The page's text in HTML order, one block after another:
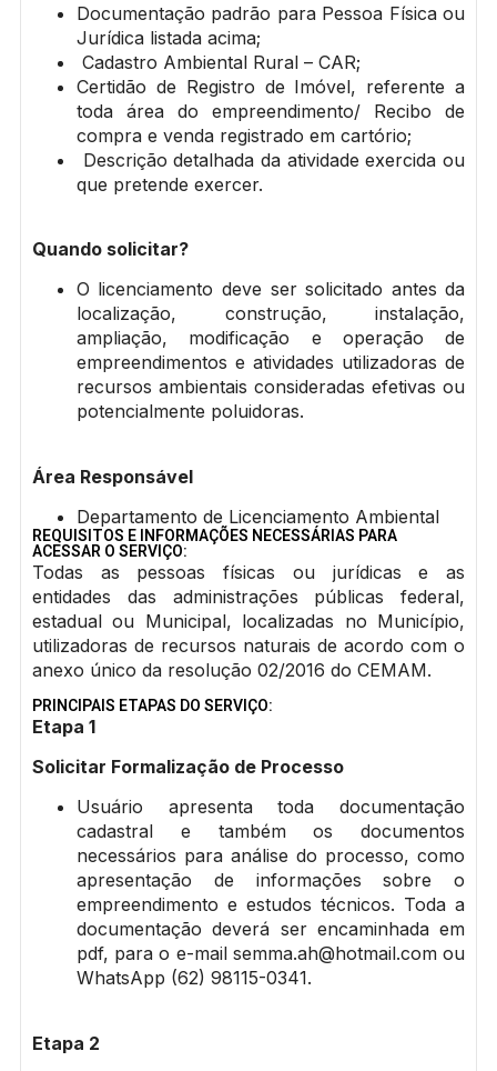
Documentação padrão para Pessoa Física ou
Jurídica listada acima;
Cadastro Ambiental Rural – CAR;
Certidão de Registro de Imóvel, referente a
toda área do empreendimento/ Recibo de
compra e venda registrado em cartório;
Descrição detalhada da atividade exercida ou
que pretende exercer.
Quando solicitar?
O licenciamento deve ser solicitado antes da
localização, construção, instalação,
ampliação, modificação e operação de
empreendimentos e atividades utilizadoras de
recursos ambientais consideradas efetivas ou
potencialmente poluidoras.
Área Responsável
Departamento de Licenciamento Ambiental
REQUISITOS E INFORMAÇÕES NECESSÁRIAS PARA
ACESSAR O SERVIÇO:
Todas as pessoas físicas ou jurídicas e as
entidades das administrações públicas federal,
estadual ou Municipal, localizadas no Município,
utilizadoras de recursos naturais de acordo com o
anexo único da resolução 02/2016 do CEMAM.
PRINCIPAIS ETAPAS DO SERVIÇO:
Etapa 1
Solicitar Formalização de Processo
Usuário apresenta toda documentação
cadastral e também os documentos
necessários para análise do processo, como
apresentação de informações sobre o
empreendimento e estudos técnicos. Toda a
documentação deverá ser encaminhada em
pdf, para o e-mail semma.ah@hotmail.com ou
WhatsApp (62) 98115-0341.
Etapa 2